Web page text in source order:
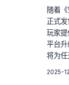
随着
正式
玩家
平台
将为
2025-